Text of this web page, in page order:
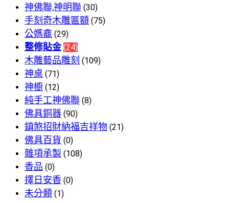
神佛聯,神明聯 (30)
手刻奇木雕匾額 (75)
公媽龕 (29)
整修貼金 (24)
木雕藝品雕刻 (109)
神桌 (71)
神櫥 (12)
純手工神佛聯 (8)
佛具銅器 (90)
鎮煞招財納福吉祥物 (21)
佛具百貨 (0)
雜項承製 (108)
香品 (0)
擇日安香 (0)
未分類 (1)